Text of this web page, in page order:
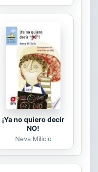
¡Ya no quiero decir
NO!
Neva Milicic